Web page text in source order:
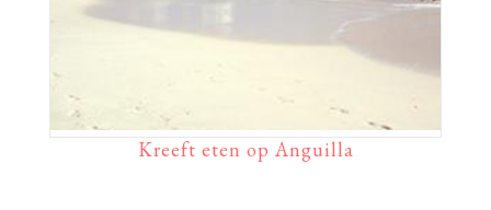
Kreeft eten op Anguilla